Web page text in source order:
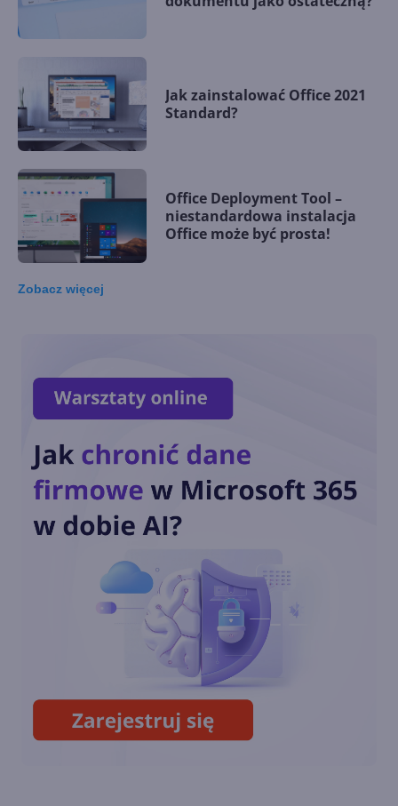
Jak zainstalować Office 2021
Standard?
Office Deployment Tool –
niestandardowa instalacja
Office może być prosta!
nowego w tej wersji pakietu?
Office 2021 - co jest lepsze?
Jakie nowości w Office 2021? 5
najlepszych funkcji nowego
pakietu
Zobacz więcej